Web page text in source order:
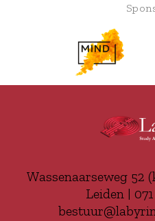
Wassenaarseweg 52
Leiden |